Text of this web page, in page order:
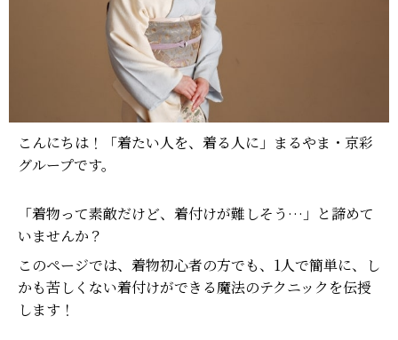
こんにちは！「着たい人を、着る人に」まるやま・京彩
グループです。
「着物って素敵だけど、着付けが難しそう…」と諦めて
いませんか？
このページでは、着物初心者の方でも、1人で簡単に、し
かも苦しくない着付けができる魔法のテクニックを伝授
します！